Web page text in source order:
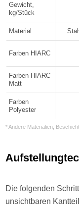
Gewicht,
kg/Stück
Material
Farben HIARC
Farben HIARC
Matt
Farben
Polyester
* Andere Materialien,
Die folgenden
unsichtbaren